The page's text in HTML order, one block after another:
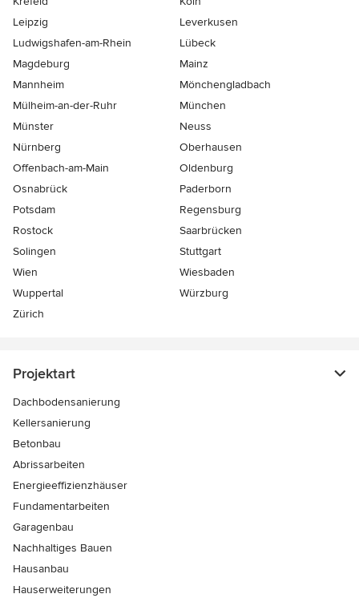
Leipzig
Leverkusen
Ludwigshafen-am-Rhein
Lübeck
Magdeburg
Mainz
Mannheim
Mönchen­gladbach
Mülheim-an-der-Ruhr
München
Münster
Neuss
Nürnberg
Oberhausen
Offenbach-am-Main
Oldenburg
Osnabrück
Paderborn
Potsdam
Regensburg
Rostock
Saarbrücken
Solingen
Stuttgart
Wien
Wiesbaden
Wuppertal
Würzburg
Zürich
Projektart
Dachbodensanierung
Kellersanierung
Betonbau
Abrissarbeiten
Energieeffizienzhäuser
Fundamentarbeiten
Garagenbau
Nachhaltiges Bauen
Hausanbau
Hauserweiterungen